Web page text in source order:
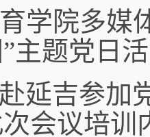
学院多媒
主题党日
延吉参加
会议培